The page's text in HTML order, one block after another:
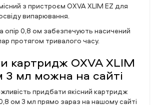
з пристроєм OXVA XLIM EZ для
випарювання.
опір 0,8 ом забезпечують насичений
протягом тривалого часу.
картридж OXVA XLIM
3 мл можна на сайті
придбати якісний картридж
ом 3 мл прямо зараз на нашому сайті